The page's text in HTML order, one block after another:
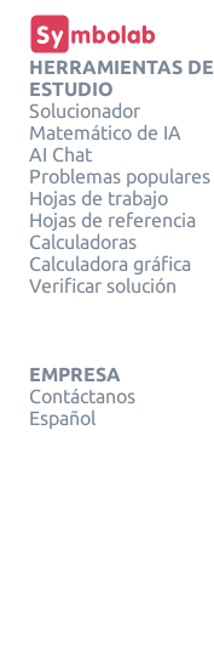
HERRAMIENTAS DE
ESTUDIO
Solucionador
Matemático de IA
AI Chat
Problemas populares
Hojas de trabajo
Hojas de referencia
Calculadoras
Calculadora gráfica
Verificar solución
EMPRESA
Contáctanos
Español